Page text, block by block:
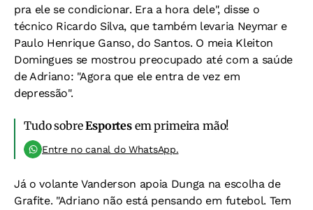
pra ele se condicionar. Era a hora dele", disse o
técnico Ricardo Silva, que também levaria Neymar e
Paulo Henrique Ganso, do Santos. O meia Kleiton
Domingues se mostrou preocupado até com a saúde
de Adriano: "Agora que ele entra de vez em
depressão".
Tudo sobreEsportesem primeira mão!
Entre no canal do WhatsApp.
Já o volante Vanderson apoia Dunga na escolha de
Grafite. "Adriano não está pensando em futebol. Tem